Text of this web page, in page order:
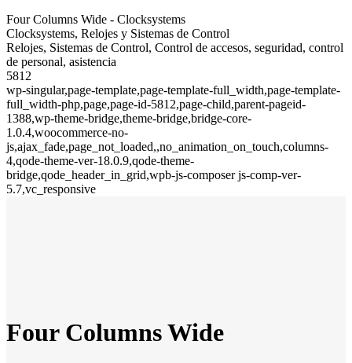
Four Columns Wide - Clocksystems
Clocksystems, Relojes y Sistemas de Control
Relojes, Sistemas de Control, Control de accesos, seguridad, control
de personal, asistencia
5812
wp-singular,page-template,page-template-full_width,page-template-
full_width-php,page,page-id-5812,page-child,parent-pageid-
1388,wp-theme-bridge,theme-bridge,bridge-core-
1.0.4,woocommerce-no-
js,ajax_fade,page_not_loaded,,no_animation_on_touch,columns-
4,qode-theme-ver-18.0.9,qode-theme-
bridge,qode_header_in_grid,wpb-js-composer js-comp-ver-
5.7,vc_responsive
Four Columns Wide